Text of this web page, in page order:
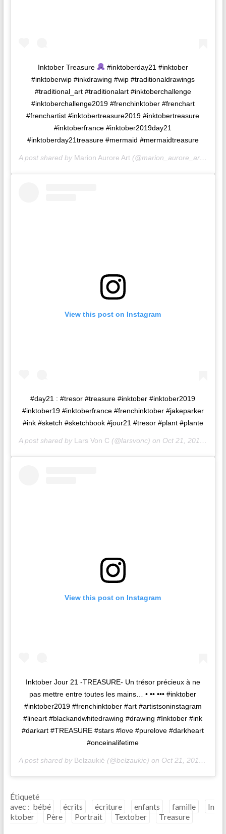
Inktober Treasure
#inktoberday21 #inktober
#inktoberwip #inkdrawing #wip #traditionaldrawings
#traditional_art #traditionalart #inktoberchallenge
#inktoberchallenge2019 #frenchinktober #frenchart
#frenchartist #inktobertreasure2019 #inktobertreasure
#inktoberfrance #inktober2019day21
#inktoberday21treasure #mermaid #mermaidtreasure
A post shared by Marion Aurore Art(@marion_aurore_art) on
View this post on Instagram
#day21 : #tresor #treasure #inktober #inktober2019
#inktober19 #inktoberfrance #frenchinktober #jakeparker
#ink #sketch #sketchbook #jour21 #tresor #plant #plante
A post shared by Lars Von C (@larsvonc) on Oct 21, 2019 at 3:36am PDT
View this post on Instagram
Inktober Jour 21 -TREASURE- Un trésor précieux à ne
pas mettre entre toutes les mains… • •• ••• #inktober
#inktober2019 #frenchinktober #art #artistsoninstagram
#lineart #blackandwhitedrawing #drawing #Inktober #ink
#darkart #TREASURE #stars #love #purelove #darkheart
#onceinalifetime
A post shared by Belzaukié (@belzaukie) on Oct 21, 2019 at 12:55pm PDT
Étiqueté
avec : bébé écrits écriture enfants famille
In
ktober
Père Portrait Textober Treasure